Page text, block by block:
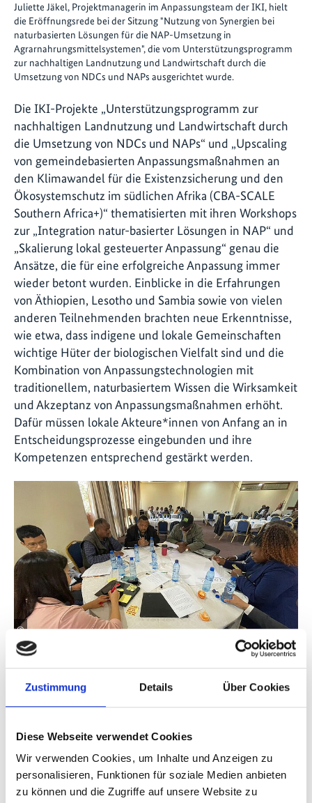
Zustimmung Details Über Cookies
Diese Webseite verwendet Cookies
Wir verwenden Cookies, um Inhalte und Anzeigen zu
personalisieren, Funktionen für soziale Medien anbieten
zu können und die Zugriffe auf unsere Website zu
Juliette Jäkel, Projektmanagerin im Anpassungsteam der IKI, hielt
die Eröffnungsrede bei der Sitzung "Nutzung von Synergien bei
naturbasierten Lösungen für die NAP-Umsetzung in
Agrarnahrungsmittelsystemen", die vom Unterstützungsprogramm
zur nachhaltigen Landnutzung und Landwirtschaft durch die
Umsetzung von NDCs und NAPs ausgerichtet wurde.
©
Side Event des von der IKI finanzierten Unterstützungsprogramms
zur nachhaltigen Landnutzung und Landwirtschaft durch die
Die IKI-Projekte „Unterstützungsprogramm zur
nachhaltigen Landnutzung und Landwirtschaft durch
die Umsetzung von NDCs und NAPs“ und „Upscaling
von gemeindebasierten Anpassungsmaßnahmen an
den Klimawandel für die Existenzsicherung und den
Ökosystemschutz im südlichen Afrika (CBA-SCALE
Southern Africa+)“ thematisierten mit ihren Workshops
zur „Integration natur-basierter Lösungen in NAP“ und
„Skalierung lokal gesteuerter Anpassung“ genau die
Ansätze, die für eine erfolgreiche Anpassung immer
wieder betont wurden. Einblicke in die Erfahrungen
von Äthiopien, Lesotho und Sambia sowie von vielen
anderen Teilnehmenden brachten neue Erkenntnisse,
wie etwa, dass indigene und lokale Gemeinschaften
wichtige Hüter der biologischen Vielfalt sind und die
Kombination von Anpassungstechnologien mit
traditionellem, naturbasiertem Wissen die Wirksamkeit
und Akzeptanz von Anpassungsmaßnahmen erhöht.
Dafür müssen lokale Akteure*innen von Anfang an in
Entscheidungsprozesse eingebunden und ihre
Kompetenzen entsprechend gestärkt werden.
In den nächsten Jahren wird es nun darauf ankommen,
Gegebenheiten und nationale Prioritäten
widerspiegeln und auf globaler Ebene die Erreichung
der globalen Anpassungsziele voranbringen. Genau aus